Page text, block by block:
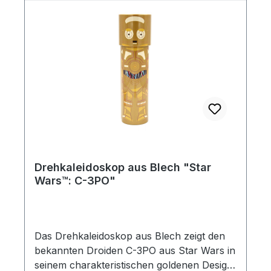
bedienen. Die Blechoberfläche verleiht dem
Kaleidoskop eine authentische Vintage-
Ausstrahlung. Maße (L × B): 18,5 × 5,3 cm
Altersangabe: ab 3 Jahre
Drehkaleidoskop aus Blech "Star
Wars™: C-3PO"
Das Drehkaleidoskop aus Blech zeigt den
bekannten Droiden C-3PO aus Star Wars in
seinem charakteristischen goldenen Design.